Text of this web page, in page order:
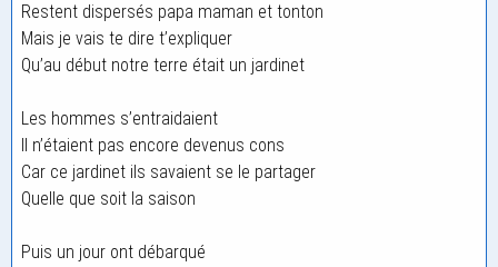
Restent dispersés papa maman et tonton
Mais je vais te dire t’expliquer
Qu’au début notre terre était un jardinet
Les hommes s’entraidaient
Il n’étaient pas encore devenus cons
Car ce jardinet ils savaient se le partager
Quelle que soit la saison
Puis un jour ont débarqué